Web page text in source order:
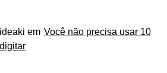
em Você não precisa usar 10